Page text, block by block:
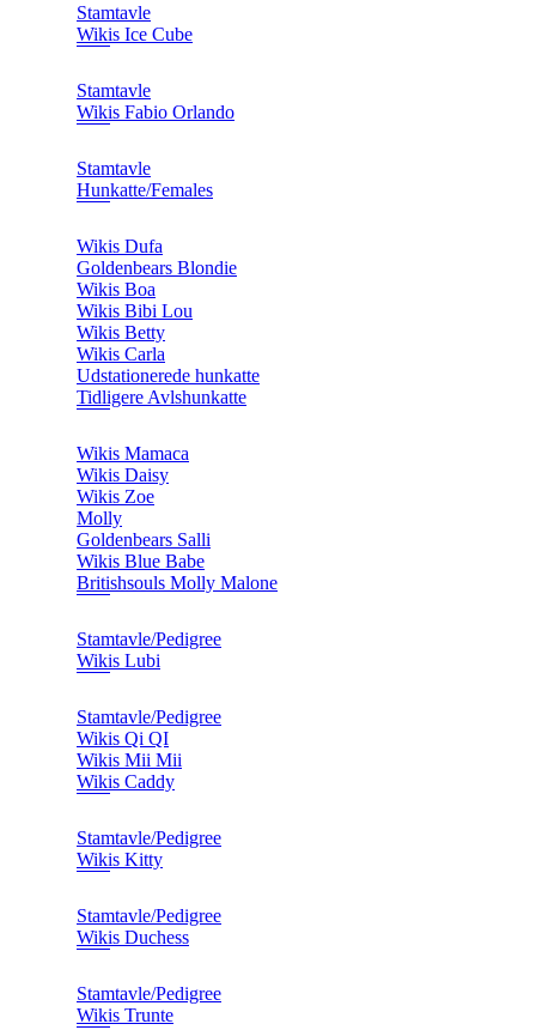
Stamtavle
Wikis Ice Cube
Stamtavle
Wikis Fabio Orlando
Stamtavle
Hunkatte/Females
Wikis Dufa
Goldenbears Blondie
Wikis Boa
Wikis Bibi Lou
Wikis Betty
Wikis Carla
Udstationerede hunkatte
Tidligere Avlshunkatte
Wikis Mamaca
Wikis Daisy
Wikis Zoe
Molly
Goldenbears Salli
Wikis Blue Babe
Britishsouls Molly Malone
Stamtavle/Pedigree
Wikis Lubi
Stamtavle/Pedigree
Wikis Qi QI
Wikis Mii Mii
Wikis Caddy
Stamtavle/Pedigree
Wikis Kitty
Stamtavle/Pedigree
Wikis Duchess
Stamtavle/Pedigree
Wikis Trunte